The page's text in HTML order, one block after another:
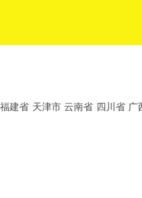
建省 天津市 云南省 四川省